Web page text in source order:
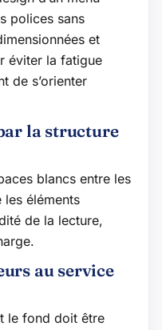
polices sans
et
éviter la fatigue
de s’orienter
la structure
blancs entre les
les éléments
de la lecture,
au service
le fond doit être